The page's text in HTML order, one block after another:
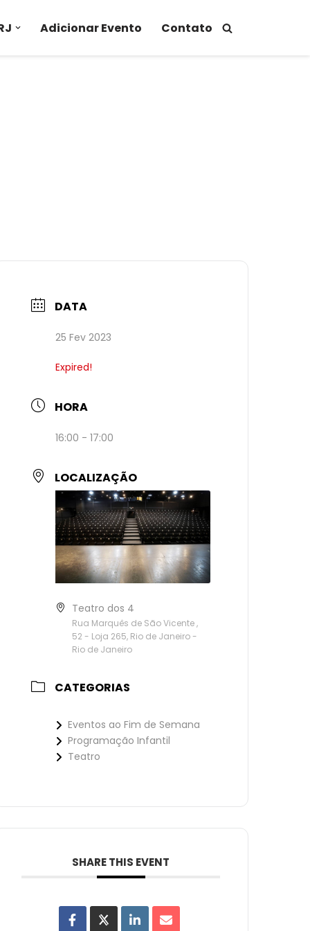
Adicionar Evento Contato
DATA
25 Fev 2023
Expired!
HORA
16:00 - 17:00
LOCALIZAÇÃO
Teatro dos 4
Rua Marquês de São Vicente ,
52 - Loja 265, Rio de Janeiro -
Rio de Janeiro
CATEGORIAS
Eventos ao Fim de Semana
Programação Infantil
Teatro
SHARE THIS EVENT